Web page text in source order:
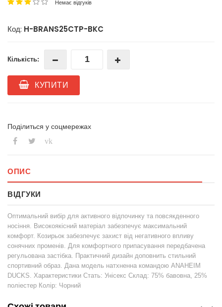
Немає відгуків
Код: H-BRANS25CTP-BKC
Кількість:
КУПИТИ
Поділиться у соцмережах
vk
ОПИС
ВІДГУКИ
Оптимальний вибір для активного відпочинку та повсякденного
носіння. Високоякісний матеріал забезпечує максимальний
комфорт. Козирьок забезпечує захист від негативного впливу
сонячних променів. Для комфортного припасування передбачена
регульована застібка. Практичний дизайн доповнить стильний
спортивний образ. Дана модель натхненна командою ANAHEIM
DUCKS. Характеристики Стать: Унісекс Склад: 75% бавовна, 25%
поліестер Колір: Чорний